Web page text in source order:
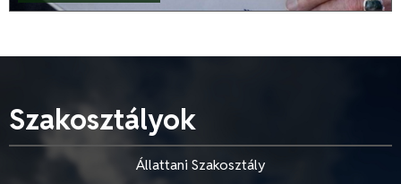
Szakosztályok
Állattani Szakosztály